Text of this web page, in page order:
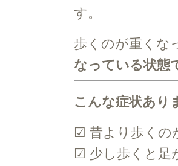
す。
歩くのが重くな
なっている状態
こんな症状あり
☑ 昔より歩くの
☑ 少し歩くと足